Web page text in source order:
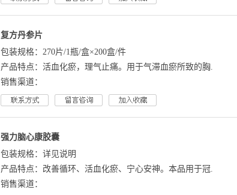
复方丹参片
包装规格：270片/1瓶/盒×200盒/件
产品特点：活血化瘀，理气止痛。用于气滞血瘀所致的胸.
销售渠道：
强力脑心康胶囊
包装规格：详见说明
产品特点：改善循环、活血化瘀、宁心安神。本品用于冠.
销售渠道：